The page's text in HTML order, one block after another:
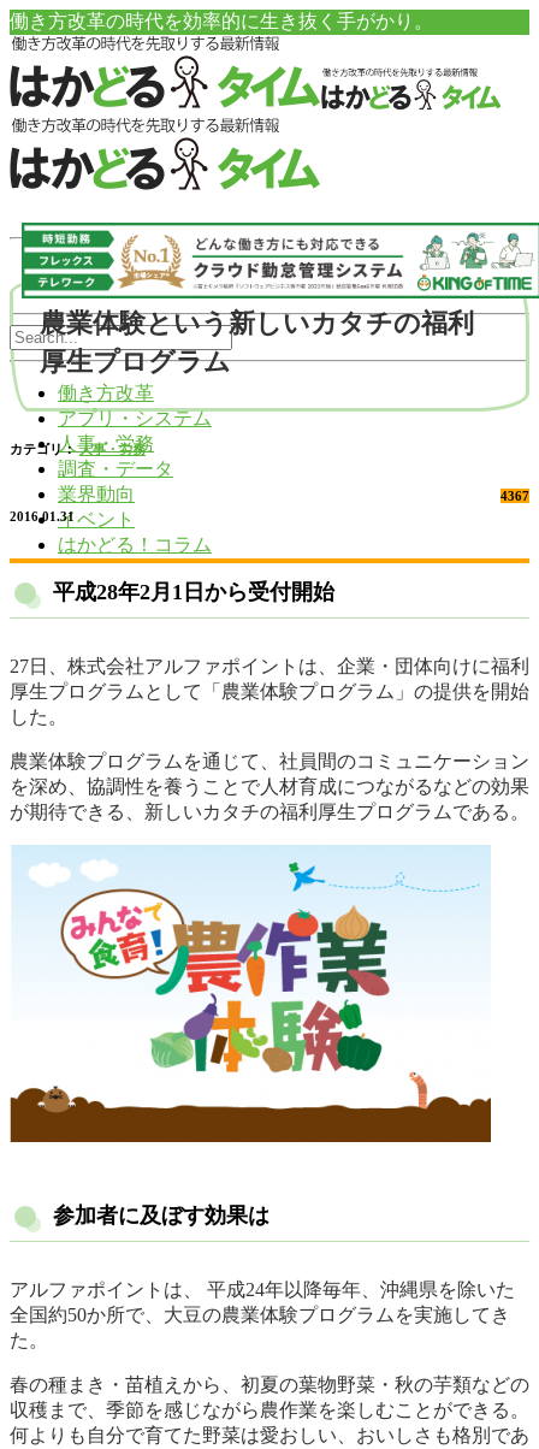
働き方改革の時代を効率的に生き抜く手がかり。
働き方改革
アプリ・システム
人事・労務
調査・データ
業界動向
イベント
はかどる！コラム
農業体験という新しいカタチの福利
厚生プログラム
カテゴリ： 人事・労務
4367
2016.01.31
平成28年2月1日から受付開始
27日、株式会社アルファポイントは、企業・団体向けに福利
厚生プログラムとして「農業体験プログラム」の提供を開始
した。
農業体験プログラムを通じて、社員間のコミュニケーション
を深め、協調性を養うことで人材育成につながるなどの効果
が期待できる、新しいカタチの福利厚生プログラムである。
参加者に及ぼす効果は
アルファポイントは、 平成24年以降毎年、沖縄県を除いた
全国約50か所で、大豆の農業体験プログラムを実施してき
た。
春の種まき・苗植えから、初夏の葉物野菜・秋の芋類などの
収穫まで、季節を感じながら農作業を楽しむことができる。
何よりも自分で育てた野菜は愛おしい、おいしさも格別であ